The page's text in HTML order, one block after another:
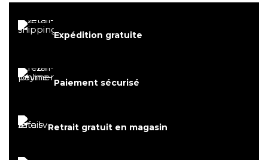
Expédition gratuite
Paiement sécurisé
Retrait gratuit en magasin